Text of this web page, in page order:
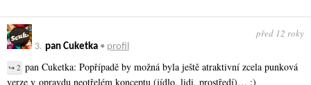
3. pan Cuketka • profil
před 12 roky
↪ 2 pan Cuketka: Popřípadě by možná byla ještě atraktivní zcela punková
verze v opravdu neotřelém konceptu (jídlo, lidi, prostředí)… ;)